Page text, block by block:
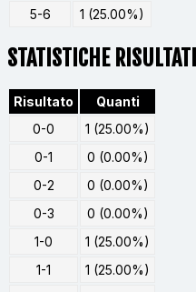
5-6
1 (25.00%)
STATISTICHE
Risultato
Quanti
0-0
1 (25.00%)
0-1
0 (0.00%)
0-2
0 (0.00%)
0-3
0 (0.00%)
1-0
1 (25.00%)
1-1
1 (25.00%)